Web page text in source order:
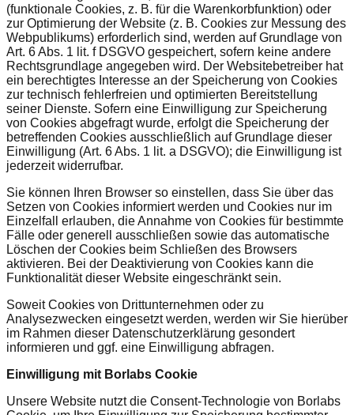
(funktionale Cookies, z. B. für die Warenkorbfunktion) oder
zur Optimierung der Website (z. B. Cookies zur Messung des
Webpublikums) erforderlich sind, werden auf Grundlage von
Art. 6 Abs. 1 lit. f DSGVO gespeichert, sofern keine andere
Rechtsgrundlage angegeben wird. Der Websitebetreiber hat
ein berechtigtes Interesse an der Speicherung von Cookies
zur technisch fehlerfreien und optimierten Bereitstellung
seiner Dienste. Sofern eine Einwilligung zur Speicherung
von Cookies abgefragt wurde, erfolgt die Speicherung der
betreffenden Cookies ausschließlich auf Grundlage dieser
Einwilligung (Art. 6 Abs. 1 lit. a DSGVO); die Einwilligung ist
jederzeit widerrufbar.
Sie können Ihren Browser so einstellen, dass Sie über das
Setzen von Cookies informiert werden und Cookies nur im
Einzelfall erlauben, die Annahme von Cookies für bestimmte
Fälle oder generell ausschließen sowie das automatische
Löschen der Cookies beim Schließen des Browsers
aktivieren. Bei der Deaktivierung von Cookies kann die
Funktionalität dieser Website eingeschränkt sein.
Soweit Cookies von Drittunternehmen oder zu
Analysezwecken eingesetzt werden, werden wir Sie hierüber
im Rahmen dieser Datenschutzerklärung gesondert
informieren und ggf. eine Einwilligung abfragen.
Einwilligung mit Borlabs Cookie
Unsere Website nutzt die Consent-Technologie von Borlabs